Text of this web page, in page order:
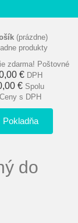
(prázdne)
produkty
zdarma! Poštovné
€ DPH
€ Spolu
Ceny s DPH
Pokladňa
do